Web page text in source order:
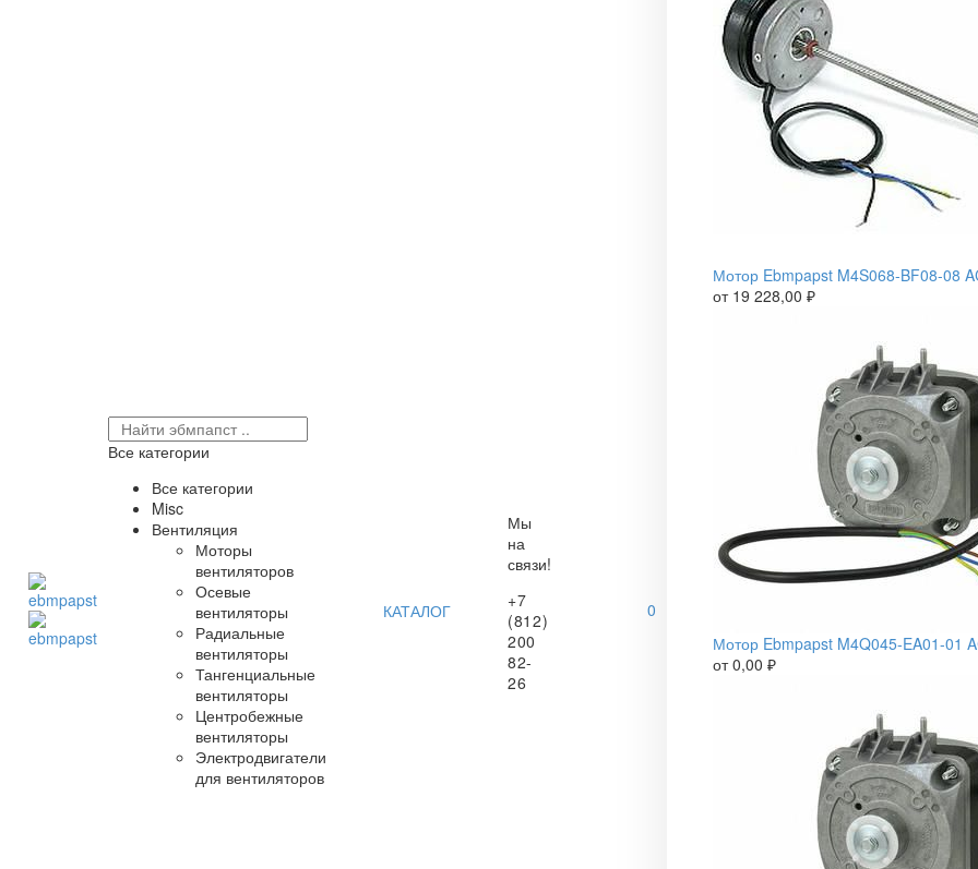
Все категории
Все категории
Misc
Вентиляция
Моторы
вентиляторов
Осевые
вентиляторы
Радиальные
вентиляторы
Тангенциальные
вентиляторы
Центробежные
вентиляторы
Электродвигатели
для вентиляторов
КАТАЛОГ
Мы
на
связи!
+7
(812)
200
82-
26
0
Мотор Ebmpapst M4S068-BF08-08
от 19 228,00 ₽
Мотор Ebmpapst M4Q045-EA01-01
от0,00 ₽